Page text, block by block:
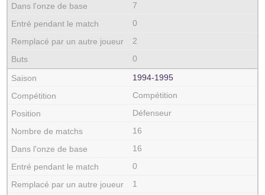
7
0
2
0
1994‑1995
Compétition
Défenseur
16
16
0
1